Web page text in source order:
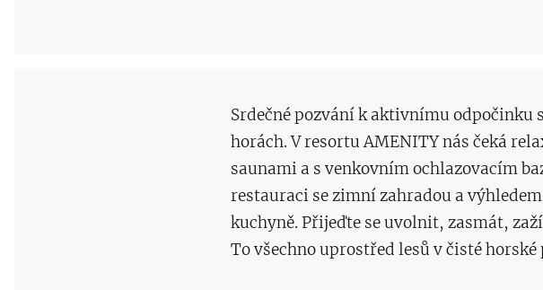
Srdečné pozvání k aktivnímu odpočinku
horách. V resortu AMENITY nás čeká
saunami a s venkovním ochlazovacím
restauraci se zimní zahradou a
kuchyně. Přijeďte se uvolnit, zasmát,
To všechno uprostřed lesů v čisté